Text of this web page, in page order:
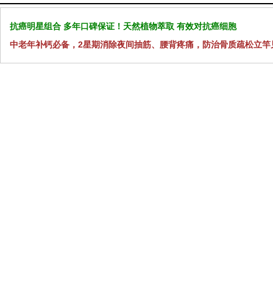
抗癌明星组合 多年口碑保证！天然植物萃取 有效对抗癌细胞
中老年补钙必备，2星期消除夜间抽筋、腰背疼痛，防治骨质疏松立竿